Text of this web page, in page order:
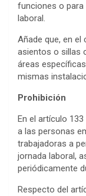
funciones o para
laboral.
Añade que, en
asientos o sillas
áreas
mismas
Prohibición
En el artículo
a las personas
trabajadoras a
jornada laboral,
periódicamente
Respecto del